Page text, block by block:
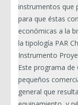
instrumentos que
para que éstas
económicas a la
la tipología PAR
Instrumento
Este programa
pequeños
general que